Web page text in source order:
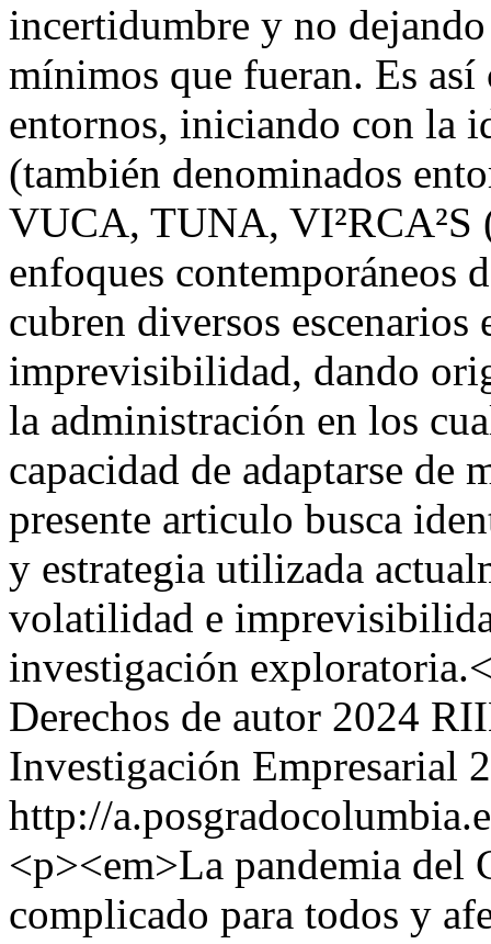
incertidumbre y no
mínimos que fueran. Es así
entornos, iniciando con la
(también denominados
VUCA, TUNA,
enfoques contemporáneos
cubren diversos escenarios
imprevisibilidad, dando
la administración en los
capacidad de adaptarse de
presente articulo busca
y estrategia utilizada
volatilidad e
investigación
Derechos de autor 2024
Investigación Empresarial
http://
<p><em>La pandemia del
complicado para todos y